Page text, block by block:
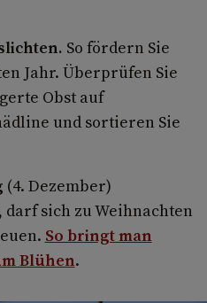
So fördern Sie
Jahr. Überprüfen Sie
Obst auf
und sortieren Sie
(4. Dezember)
sich zu Weihnachten
So bringt man
Blühen.